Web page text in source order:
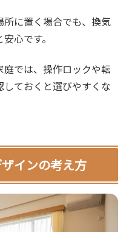
に置く場合でも、換気
心です。
では、操作ロックや転
ておくと選びやすくな
インの考え方